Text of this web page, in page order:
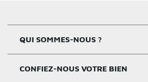
QUI SOMMES-NOUS ?
Nos agences
CONFIEZ-NOUS VOTRE BIEN